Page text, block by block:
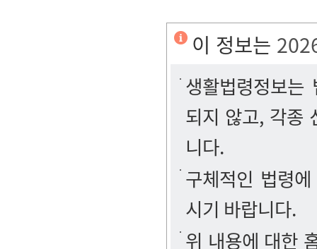
이 정보는
생활법령정보
되지 않고, 각종
니다.
구체적인 법령
시기 바랍니다.
위 내용에 대한